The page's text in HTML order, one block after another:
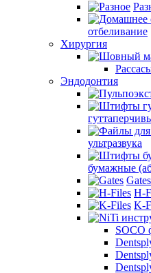
отбеливание
Хирургия
Эндодонтия
ультразвука
бумажные
Gates
H-
K-
SOCO